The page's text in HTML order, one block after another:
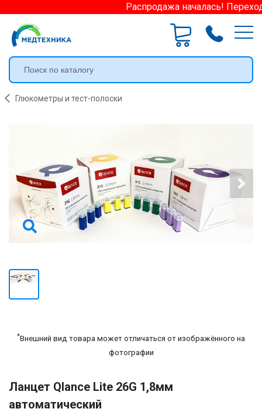
Распродажа началась!
Глюкометры и тест-полоски
*Внешний вид товара может отличаться от изображённого на
фотографии
Ланцет Qlance Lite 26G 1,8мм
автоматический